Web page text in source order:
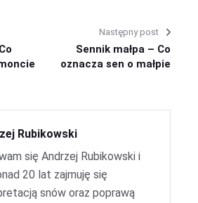
Następny post
Sennik małpa – Co
oznacza sen o małpie
Rubikowski
się Andrzej Rubikowski i
20 lat zajmuję się
snów oraz poprawą